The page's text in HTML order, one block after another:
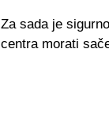
Za sada je
centra morati